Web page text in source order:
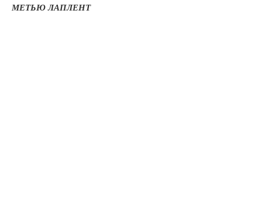
МЕТЬЮ ЛАПЛЕНТ